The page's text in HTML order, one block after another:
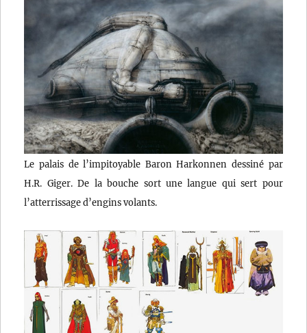
Le palais de l’impitoyable Baron Harkonnen dessiné par
H.R. Giger. De la bouche sort une langue qui sert pour
l’atterrissage d’engins volants.